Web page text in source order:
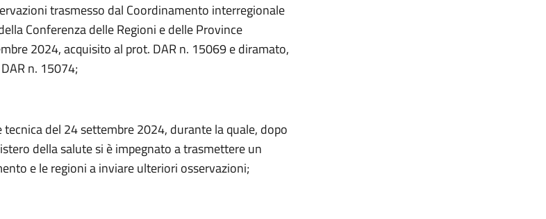
trasmesso dal Coordinamento interregionale
Conferenza delle Regioni e delle Province
2024, acquisito al prot. DAR n. 15069 e diramato,
n. 15074;
del 24 settembre 2024, durante la quale, dopo
della salute si è impegnato a trasmettere un
e le regioni a inviare ulteriori osservazioni;